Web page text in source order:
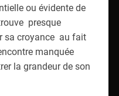
ou évidente de
presque
sa croyance au fait
manquée
la grandeur de son